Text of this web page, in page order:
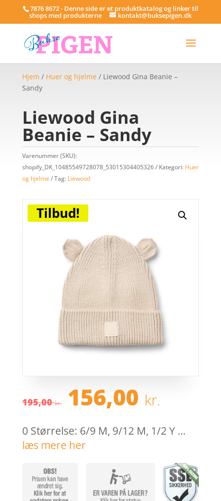
7876 8672 - Denne side er et produktkatalog og linker til
shops med produkterne kontakt@buksepigen.dk
Hjem / Huer og hjelme/ Liewood Gina Beanie –
Sandy
Liewood Gina
Beanie – Sandy
Varenummer (SKU):
shopify_DK_10485549728078_53015304405326
Kategori: Huer
og hjelme
Tag: Liewood
Tilbud!
195,00kr. Den
oprindelige
pris
var:
195,00 kr..
156,00 kr.
pris
er:
0 Størrelse: 6/9 M, 9/12 M, 1/2 Y …
læs mere her